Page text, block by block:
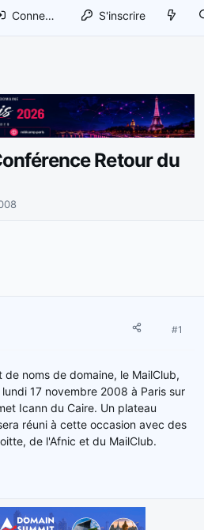
Connexion S'inscrire
Retour du
#1
noms de domaine, le MailClub,
17 novembre 2008 à Paris sur
Icann du Caire. Un plateau
réuni à cette occasion avec des
de l'Afnic et du MailClub.